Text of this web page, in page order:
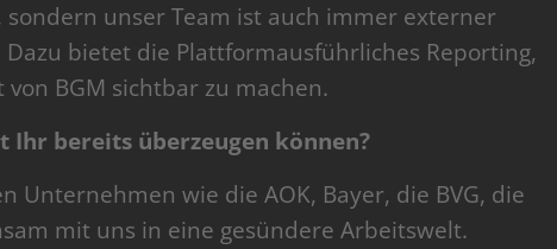
sondern unser Team ist auch immer externer
bietet die Plattformausführliches Reporting,
BGM sichtbar zu machen.
Ihr bereits überzeugen können?
Unternehmen wie die AOK, Bayer, die BVG, die
mit uns in eine gesündere Arbeitswelt.